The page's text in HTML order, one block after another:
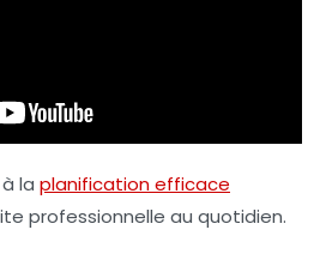
la planification efficace
professionnelle au quotidien.